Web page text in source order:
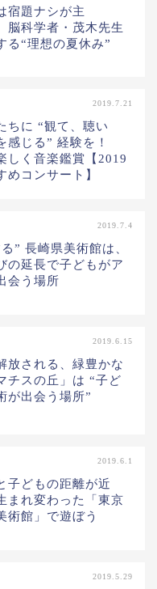
宿題ナシが主
科学者・茂木先生
る“理想の夏休み”
2019.7.21
ちに “観て、聴い
感じる” 経験を！
しく音楽鑑賞【2019
めコンサート】
2019.7.4
” 長崎県美術館は、
の延長で子どもがア
会う場所
2019.6.15
放される、緑豊かな
チスの丘」は “子ど
が出会う場所”
2019.6.1
子どもの距離が近
れ変わった「東京
術館」で遊ぼう
2019.5.29